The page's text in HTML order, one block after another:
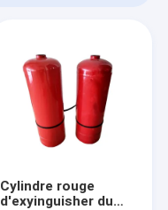
Cylindre rouge
d'exyinguisher du